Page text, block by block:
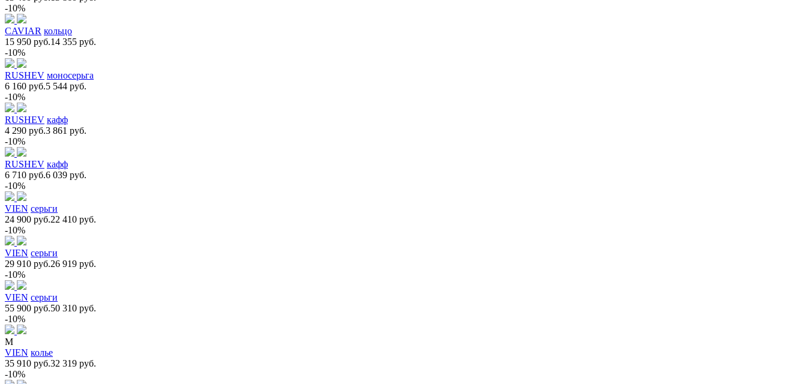
-10%
CAVIAR кольцо
15 950 руб.14 355 руб.
-10%
RUSHEV моносерьга
6 160 руб.5 544 руб.
-10%
RUSHEV кафф
4 290 руб.3 861 руб.
-10%
RUSHEV кафф
6 710 руб.6 039 руб.
-10%
VIEN серьги
24 900 руб.22 410 руб.
-10%
VIEN серьги
29 910 руб.26 919 руб.
-10%
VIEN серьги
55 900 руб.50 310 руб.
-10%
M
VIEN колье
35 910 руб.32 319 руб.
-10%